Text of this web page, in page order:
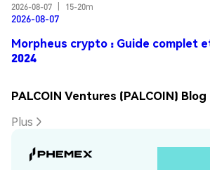
2026-08-07
15-20m
2026-08-07
Morpheus crypto : Guide complet
2024
PALCOIN Ventures (PALCOIN) Blog
Plus